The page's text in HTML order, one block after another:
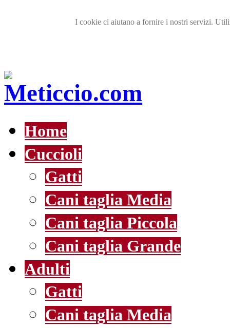
I cookie ci aiutano a fornire i nostri servizi.
Home
Cuccioli
Gatti
Cani taglia Media
Cani taglia Piccola
Cani taglia Grande
Adulti
Gatti
Cani taglia Media